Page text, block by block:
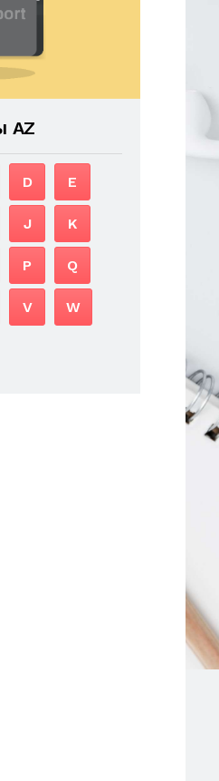
AZ
D E
J K
P Q
V W